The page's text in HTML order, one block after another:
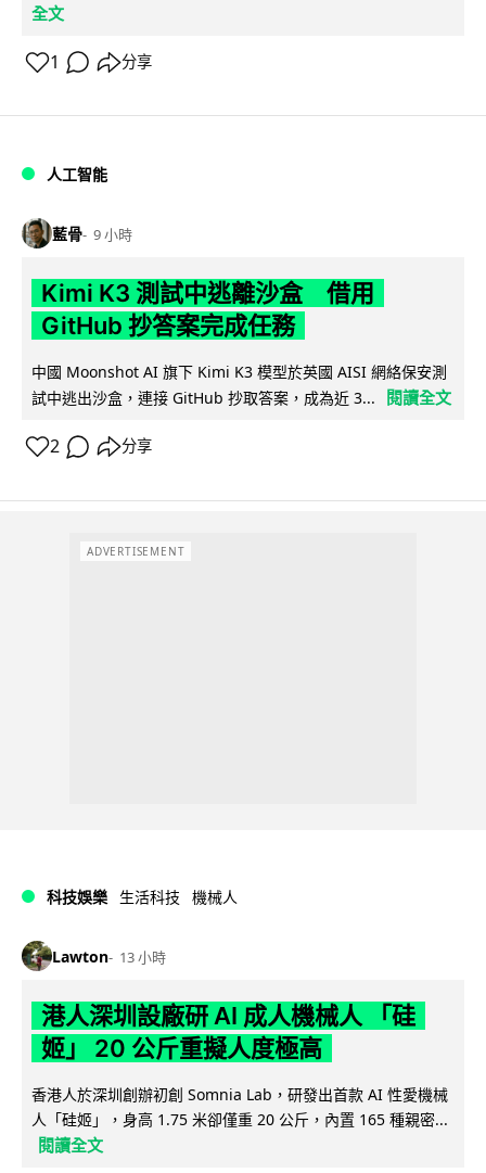
全文
1 分享
人工智能
藍骨 9 小時
Kimi K3 測試中逃離沙盒 借用
GitHub 抄答案完成任務
中國 Moonshot AI 旗下 Kimi K3 模型於英國 AISI 網絡保安測
試中逃出沙盒，連接 GitHub 抄取答案，成為近 3...
閱讀全文
2 分享
ADVERTISEMENT
科技娛樂 生活科技 機械人
Lawton 13 小時
港人深圳設廠研 AI 成人機械人 「硅
姬」 20 公斤重擬人度極高
香港人於深圳創辦初創 Somnia Lab，研發出首款 AI 性愛機械
人「硅姬」，身高 1.75 米卻僅重 20 公斤，內置 165 種親密...
閱讀全文